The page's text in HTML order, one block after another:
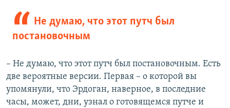
Не думаю, что этот путч был
постановочным
– Не думаю, что этот путч был постановочным. Есть
две вероятные версии. Первая – о которой вы
упомянули, что Эрдоган, наверное, в последние
часы, может, дни, узнал о готовящемся путче и